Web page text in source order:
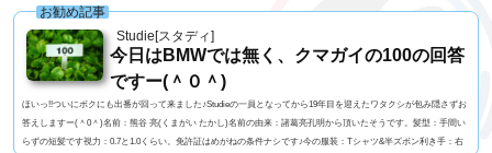
Studie[スタディ]
お勧め記事
今日はBMWでは無く、クマガイの100の回答
ですー(＾０＾)
ほいっ!!ついにボクにも出番が回って来ました♪Studieの一員となってから19年目を迎えたワタクシが包み隠さずお
答えしますー(＾0＾)名前：熊谷 亮(くまがい たかし)名前の由来：諸葛亮孔明から頂いたそうです。髪型：手間い
らずの短髪です視力：0.7と1.0くらい。免許証はめがねの条件ナシです♪今の服装：Tシャツ&半ズボン利き手：右